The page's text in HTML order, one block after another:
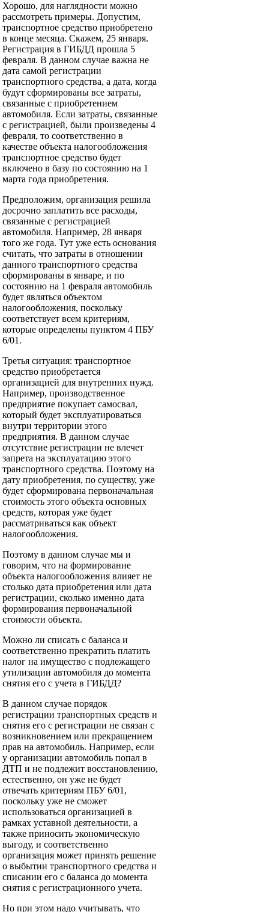
Хорошо, для наглядности можно
рассмотреть примеры. Допустим,
транспортное средство приобретено
в конце месяца. Скажем, 25 января.
Регистрация в ГИБДД прошла 5
февраля. В данном случае важна не
дата самой регистрации
транспортного средства, а дата, когда
будут сформированы все затраты,
связанные с приобретением
автомобиля. Если затраты, связанные
с регистрацией, были произведены 4
февраля, то соответственно в
качестве объекта налогообложения
транспортное средство будет
включено в базу по состоянию на 1
марта года приобретения.
Предположим, организация решила
досрочно заплатить все расходы,
связанные с регистрацией
автомобиля. Например, 28 января
того же года. Тут уже есть основания
считать, что затраты в отношении
данного транспортного средства
сформированы в январе, и по
состоянию на 1 февраля автомобиль
будет являться объектом
налогообложения, поскольку
соответствует всем критериям,
которые определены пунктом 4 ПБУ
6/01.
Третья ситуация: транспортное
средство приобретается
организацией для внутренних нужд.
Например, производственное
предприятие покупает самосвал,
который будет эксплуатироваться
внутри территории этого
предприятия. В данном случае
отсутствие регистрации не влечет
запрета на эксплуатацию этого
транспортного средства. Поэтому на
дату приобретения, по существу, уже
будет сформирована первоначальная
стоимость этого объекта основных
средств, которая уже будет
рассматриваться как объект
налогообложения.
Поэтому в данном случае мы и
говорим, что на формирование
объекта налогообложения влияет не
столько дата приобретения или дата
регистрации, сколько именно дата
формирования первоначальной
стоимости объекта.
Можно ли списать с баланса и
соответственно прекратить платить
налог на имущество с подлежащего
утилизации автомобиля до момента
снятия его с учета в ГИБДД?
В данном случае порядок
регистрации транспортных средств и
снятия его с регистрации не связан с
возникновением или прекращением
прав на автомобиль. Например, если
у организации автомобиль попал в
ДТП и не подлежит восстановлению,
естественно, он уже не будет
отвечать критериям ПБУ 6/01,
поскольку уже не сможет
использоваться организацией в
рамках уставной деятельности, а
также приносить экономическую
выгоду, и соответственно
организация может принять решение
о выбытии транспортного средства и
списании его с баланса до момента
снятия с регистрационного учета.
Но при этом надо учитывать, что